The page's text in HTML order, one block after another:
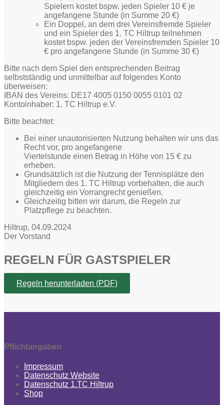
Spielern kostet bspw. jeden Spieler 10 € je
angefangene Stunde (in Summe 20 €)
Ein Doppel, an dem drei Vereinsfremde Spieler
und ein Spieler des 1. TC Hiltrup teilnehmen
kostet bspw. jeden der Vereinsfremden Spieler 10
€ pro angefangene Stunde (in Summe 30 €)
Bitte nach dem Spiel den entsprechenden Beitrag
selbstständig und unmittelbar auf folgendes Konto
überweisen:
IBAN des Vereins: DE17 4005 0150 0055 0101 02
Kontoinhaber: 1. TC Hiltrup e.V.
Bitte beachtet:
Bei einer unautorisierten Nutzung behalten wir uns das
Recht vor, pro angefangene
Viertelstunde einen Betrag in Höhe von 15 € zu
erheben.
Grundsätzlich ist die Nutzung der Tennisplätze den
Mitgliedern des 1. TC Hiltrup vorbehalten, die auch
gleichzeitig ein Vorrangrecht genießen.
Gleichzeitig bitten wir darum, die Regeln zur
Platzpflege zu beachten.
Hiltrup, 04.09.2024
Der Vorstand
REGELN FÜR GASTSPIELER
Regeln herunterladen (PDF)
Pflichtangaben
Impressum
Datenschutz Website
Datenschutz 1.TC Hiltrup
Shop